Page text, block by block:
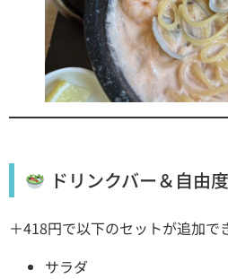
ドリンクバー＆自由
＋418円で以下のセットが追加で
サラダ